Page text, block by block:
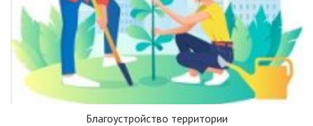
Благоустройство территории